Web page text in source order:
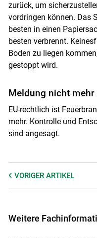
zurück, um
vordringen können. Das
besten in einen
besten verbrennt.
Boden zu liegen
gestoppt wird.
Meldung nicht
EU-rechtlich ist
mehr. Kontrolle und
sind angesagt.
VORIGER ARTIKEL
Weitere